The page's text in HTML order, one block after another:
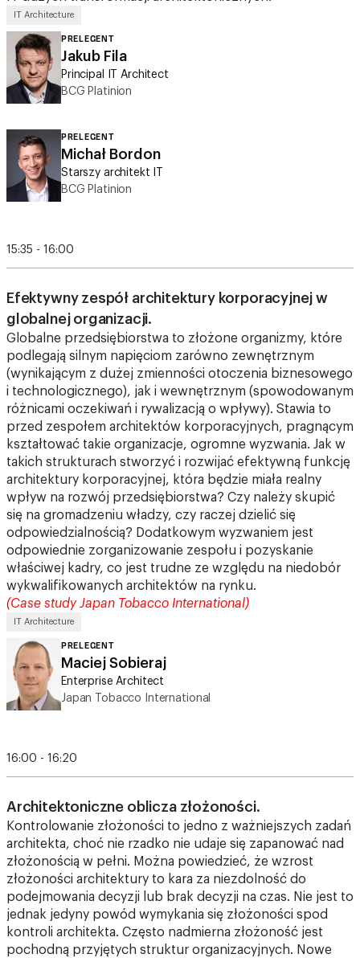
IT Architecture
PRELEGENT
Jakub Fila
Principal IT Architect
BCG Platinion
PRELEGENT
Michał Bordon
Starszy architekt IT
BCG Platinion
15:35 - 16:00
Efektywny zespół architektury korporacyjnej w
globalnej organizacji.
Globalne przedsiębiorstwa to złożone organizmy, które
podlegają silnym napięciom zarówno zewnętrznym
(wynikającym z dużej zmienności otoczenia biznesowego
i technologicznego), jak i wewnętrznym (spowodowanym
różnicami oczekiwań i rywalizacją o wpływy). Stawia to
przed zespołem architektów korporacyjnych, pragnącym
kształtować takie organizacje, ogromne wyzwania. Jak w
takich strukturach stworzyć i rozwijać efektywną funkcję
architektury korporacyjnej, która będzie miała realny
wpływ na rozwój przedsiębiorstwa? Czy należy skupić
się na gromadzeniu władzy, czy raczej dzielić się
odpowiedzialnością? Dodatkowym wyzwaniem jest
odpowiednie zorganizowanie zespołu i pozyskanie
właściwej kadry, co jest trudne ze względu na niedobór
wykwalifikowanych architektów na rynku.
(Case study Japan Tobacco International)
IT Architecture
PRELEGENT
Maciej Sobieraj
Enterprise Architect
Japan Tobacco International
16:00 - 16:20
Architektoniczne oblicza złożoności.
Kontrolowanie złożoności to jedno z ważniejszych zadań
architekta, choć nie rzadko nie udaje się zapanować nad
złożonością w pełni. Można powiedzieć, że wzrost
złożoności architektury to kara za niezdolność do
podejmowania decyzji lub brak decyzji na czas. Nie jest to
jednak jedyny powód wymykania się złożoności spod
kontroli architekta. Często nadmierna złożoność jest
pochodną przyjętych struktur organizacyjnych. Nowe